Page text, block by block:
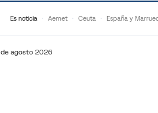
Es noticia Aemet Ceuta España y
agosto 2026